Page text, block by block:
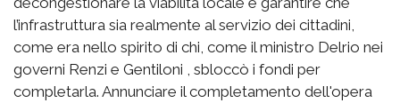
l’infrastruttura sia realmente al servizio dei cittadini,
come era nello spirito di chi, come il ministro Delrio nei
governi Renzi e Gentiloni , sbloccò i fondi per
completarla. Annunciare il completamento dell'opera